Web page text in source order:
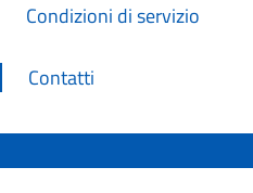
Condizioni di servizio
Contatti